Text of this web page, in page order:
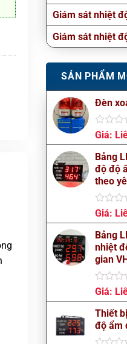
Giám sát nhiệt
Giám sát nhiệt
SẢN PHẨM
Đèn
Được
xếp
hạng
0
5
sao
Giá:
Bảng
độ độ
theo
Được
xếp
hạng
0
5
sao
Giá:
Bảng
nhiệt
gian
Được
xếp
hạng
0
5
sao
Giá:
Thiết
độ ẩm